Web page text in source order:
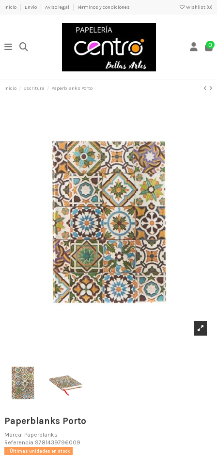
Inicio Envío Aviso legal Términos y condiciones Wishlist (0)
0
Inicio Escritura Paperblanks Porto
Paperblanks Porto
Marca: Paperblanks
Referencia 9781439796009
Últimas unidades en stock